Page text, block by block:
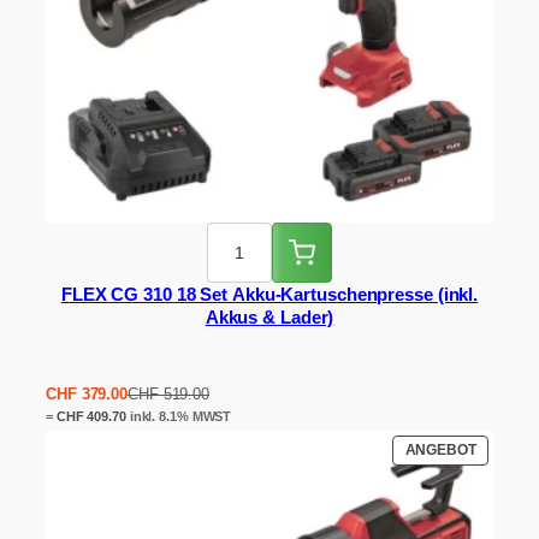
FLEX CG 310 18 Set Akku-Kartuschenpresse (inkl.
Akkus & Lader)
CHF519.00
Ursprünglicher
Preis
CHF379.00
Aktueller
Preis
= CHF409.70inkl. 8.1% MWST
ANGEBOT
IM